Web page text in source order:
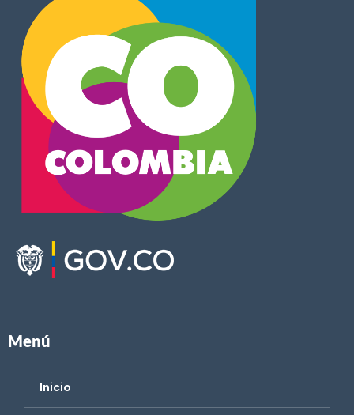
Menú
Inicio